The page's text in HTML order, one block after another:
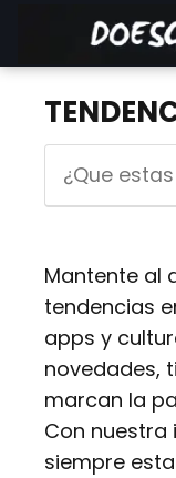
Mantente al
tendencias
apps y
novedades,
marcan la
Con
siempre